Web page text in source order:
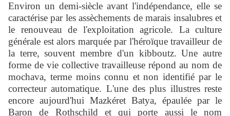
Environ un demi-siècle avant l'indépendance, elle se
caractérise par les assèchements de marais insalubres et
le renouveau de l'exploitation agricole. La culture
générale est alors marquée par l'héroïque travailleur de
la terre, souvent membre d'un kibboutz. Une autre
forme de vie collective travailleuse répond au nom de
mochava, terme moins connu et non identifié par le
correcteur automatique. L'une des plus illustres reste
encore aujourd'hui Mazkéret Batya, épaulée par le
Baron de Rothschild et qui porte aussi le nom